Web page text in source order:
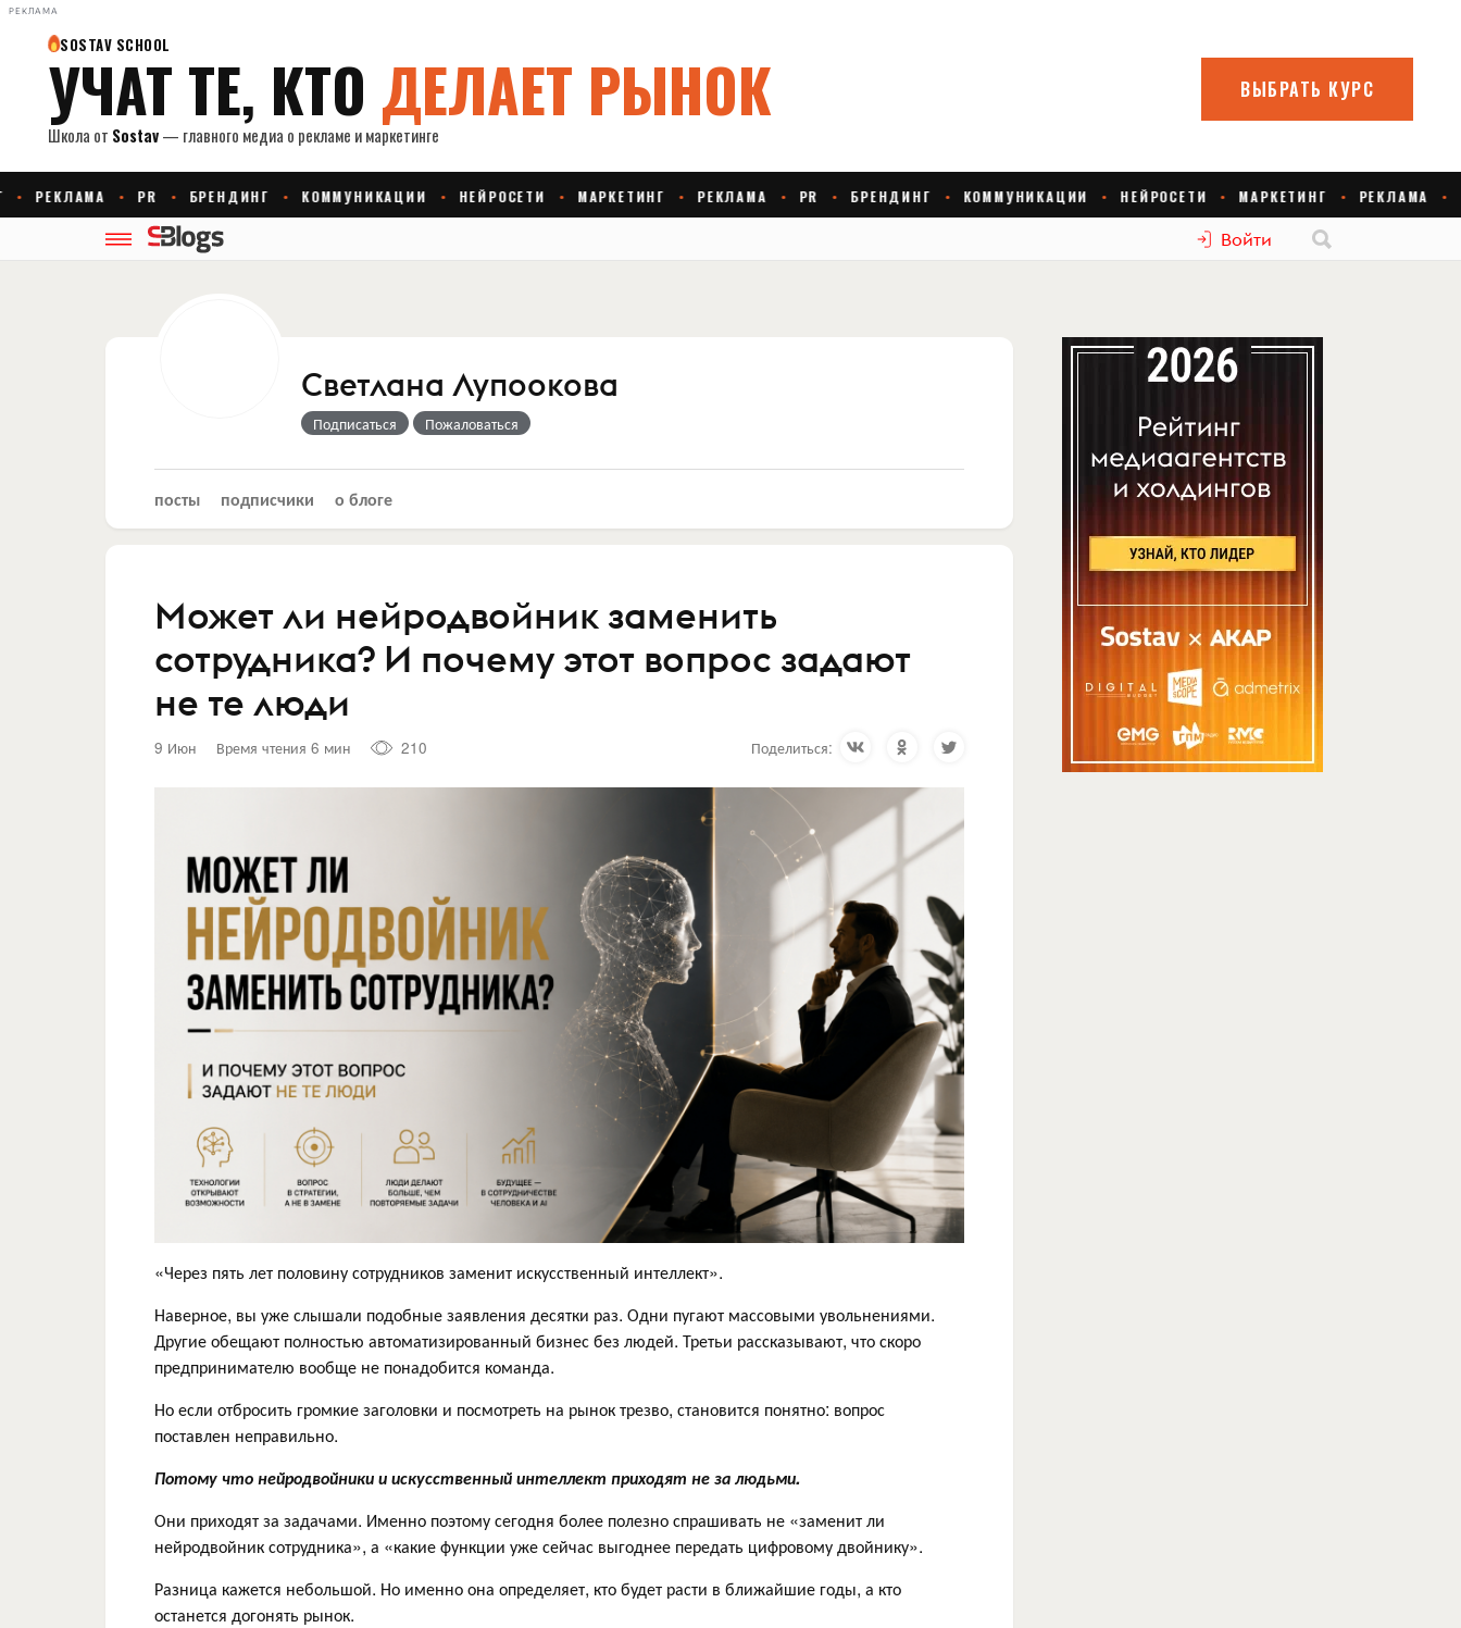
РЕКЛАМА
Войти
Светлана Лупоокова
Подписаться Пожаловаться
посты подписчики о блоге
Может ли нейродвойник заменить
сотрудника? И почему этот вопрос задают
не те люди
9 Июн Время чтения 6 мин 210 Поделиться:
«Через пять лет половину сотрудников заменит искусственный интеллект».
Наверное, вы уже слышали подобные заявления десятки раз. Одни пугают массовыми увольнениями.
Другие обещают полностью автоматизированный бизнес без людей. Третьи рассказывают, что скоро
предпринимателю вообще не понадобится команда.
Но если отбросить громкие заголовки и посмотреть на рынок трезво, становится понятно: вопрос
поставлен неправильно.
Потому что нейродвойники и искусственный интеллект приходят не за людьми.
Они приходят за задачами. Именно поэтому сегодня более полезно спрашивать не «заменит ли
нейродвойник сотрудника», а «какие функции уже сейчас выгоднее передать цифровому двойнику».
Разница кажется небольшой. Но именно она определяет, кто будет расти в ближайшие годы, а кто
останется догонять рынок.